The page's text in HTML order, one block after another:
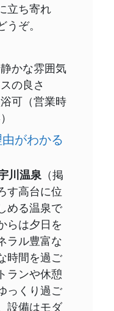
立ち寄れ
ぞ。
静かな雰囲気
の良さ
可（営業時
がわかる
川温泉 （掲
す高台に位
める温泉で
らは夕日を
ラル豊富な
時間を過ご
ランや休憩
っくり過ご
設備はモダ